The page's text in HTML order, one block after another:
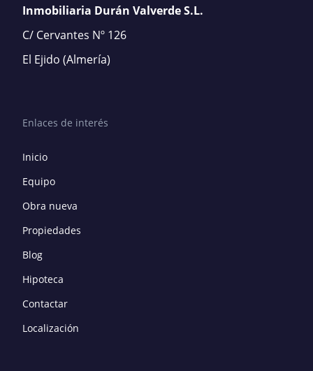
Inmobiliaria Durán Valverde S.L.
C/ Cervantes Nº 126
El Ejido (Almería)
Enlaces de interés
Inicio
Equipo
Obra nueva
Propiedades
Blog
Hipoteca
Contactar
Localización